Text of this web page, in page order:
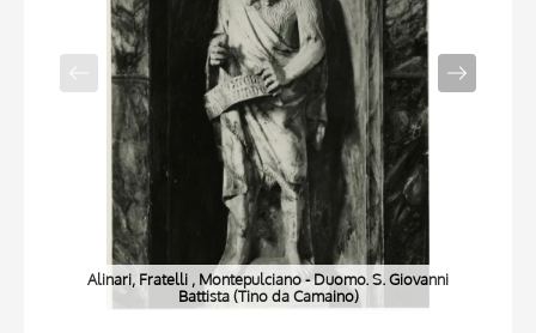
Alinari, Fratelli , Montepulciano - Duomo. S. Giovanni
Battista (Tino da Camaino)